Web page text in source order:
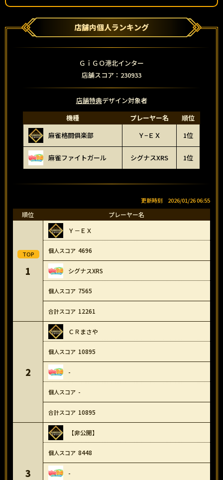
店舗内個人ランキング
ＧｉＧＯ港北インター
店舗スコア：230933
店舗特典デザイン対象者
機種
プレーヤー名
順位
麻雀格闘俱楽部
Ｙ−ＥＸ 1位
麻雀ファイトガール シグナスXRS 1位
2026/01/26 06:55
順位 プレーヤー名
1
Ｙ－ＥＸ
4696
シグナスXRS
7565
12261
2
ＣＲまさや
10895
-
-
10895
3
【非公開】
8448
-